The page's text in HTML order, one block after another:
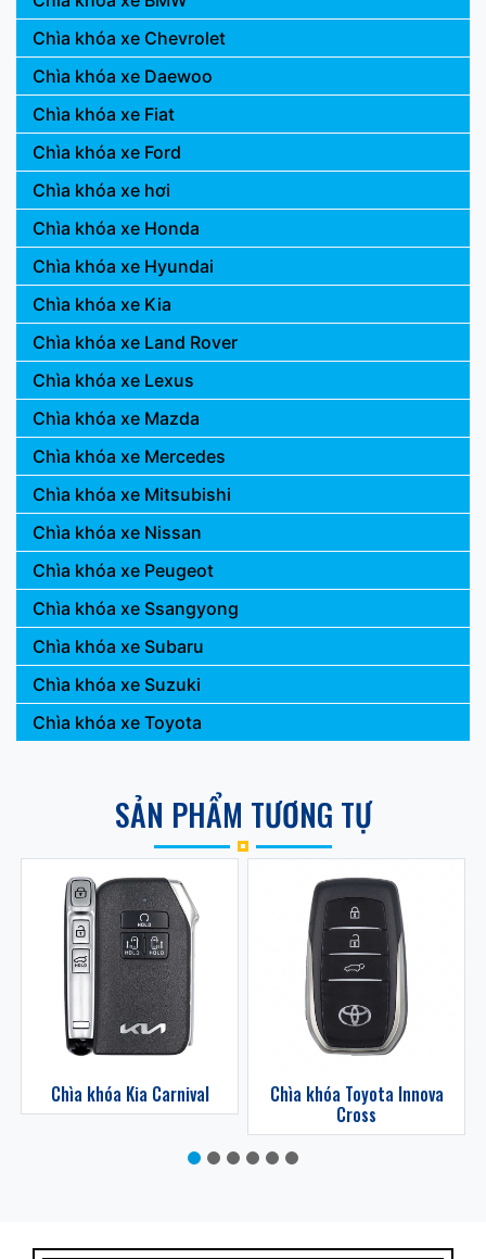
Chìa khóa xe Chevrolet
Chìa khóa xe Daewoo
Chìa khóa xe Fiat
Chìa khóa xe Ford
Chìa khóa xe hơi
Chìa khóa xe Honda
Chìa khóa xe Hyundai
Chìa khóa xe Kia
Chìa khóa xe Land Rover
Chìa khóa xe Lexus
Chìa khóa xe Mazda
Chìa khóa xe Mercedes
Chìa khóa xe Mitsubishi
Chìa khóa xe Nissan
Chìa khóa xe Peugeot
Chìa khóa xe Ssangyong
Chìa khóa xe Subaru
Chìa khóa xe Suzuki
Chìa khóa xe Toyota
SẢN PHẨM TƯƠNG TỰ
Chìa khóa Kia Carnival Chìa khóa Toyota Innova
Cross